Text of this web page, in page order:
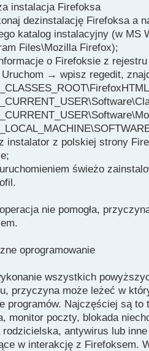
instalacja Firefoksa
dezinstalację Firefoksa a
katalog instalacyjny (w MS
Files\Mozilla Firefox);
o Firefoksie z
→ wpisz regedit,
instalator z polskiej strony
świeżo
nie pomogła,
oprogramowanie
wszystkich
przyczyna może leżeć w
programów. Najczęściej są to
monitor poczty, blokada
rodzicielska, antywirus lub
w interakcję z Firefoksem.